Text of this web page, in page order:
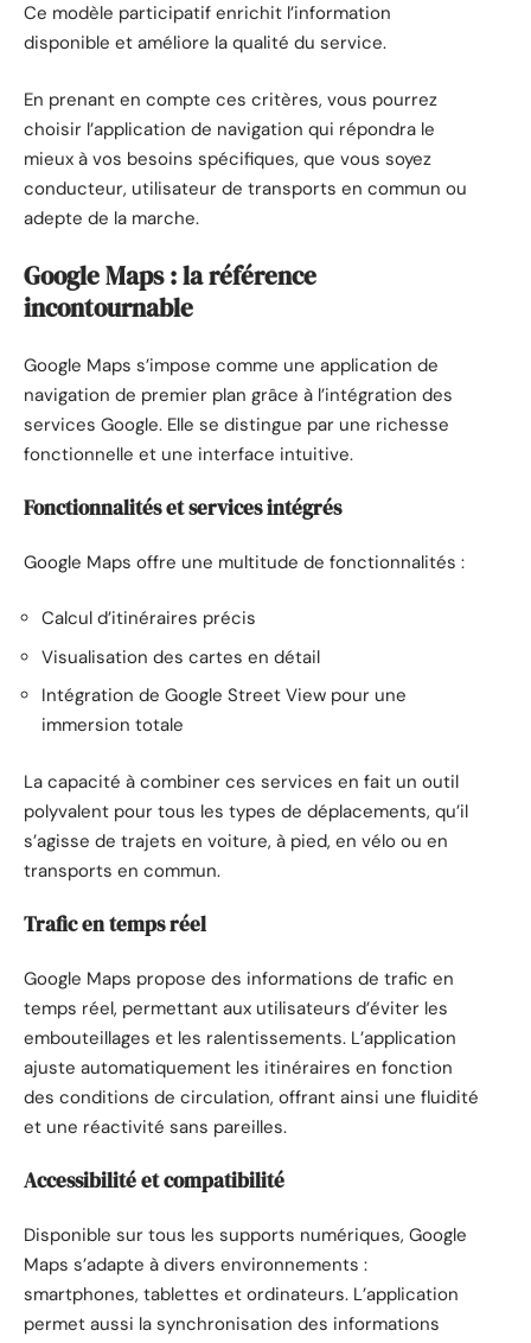
Ce modèle participatif enrichit l’information
disponible et améliore la qualité du service.
En prenant en compte ces critères, vous pourrez
choisir l’application de navigation qui répondra le
mieux à vos besoins spécifiques, que vous soyez
conducteur, utilisateur de transports en commun ou
adepte de la marche.
Google Maps : la référence
incontournable
Google Maps s’impose comme une application de
navigation de premier plan grâce à l’intégration des
services Google. Elle se distingue par une richesse
fonctionnelle et une interface intuitive.
Fonctionnalités et services intégrés
Google Maps offre une multitude de fonctionnalités :
Calcul d’itinéraires précis
Visualisation des cartes en détail
Intégration de Google Street View pour une
immersion totale
La capacité à combiner ces services en fait un outil
polyvalent pour tous les types de déplacements, qu’il
s’agisse de trajets en voiture, à pied, en vélo ou en
transports en commun.
Trafic en temps réel
Google Maps propose des informations de trafic en
temps réel, permettant aux utilisateurs d’éviter les
embouteillages et les ralentissements. L’application
ajuste automatiquement les itinéraires en fonction
des conditions de circulation, offrant ainsi une fluidité
et une réactivité sans pareilles.
Accessibilité et compatibilité
Disponible sur tous les supports numériques, Google
Maps s’adapte à divers environnements :
smartphones, tablettes et ordinateurs. L’application
permet aussi la synchronisation des informations